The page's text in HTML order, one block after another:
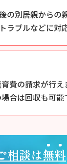
の別居親からの
ラブルなどに対
費の請求が行え
合は回収も可能
相談は無料